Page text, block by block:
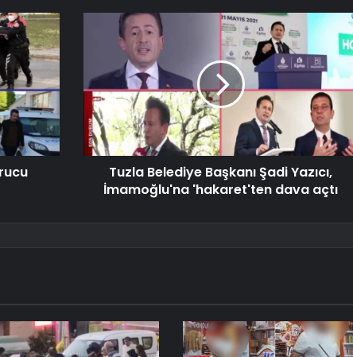
Tuzla Belediye Başkanı Şadi Yazıcı,
İmamoğlu'na 'hakaret'ten dava açtı